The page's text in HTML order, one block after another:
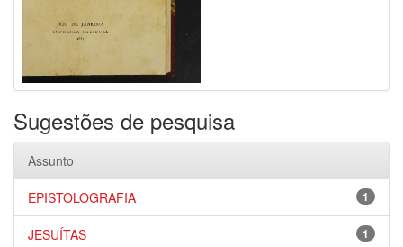
Sugestões de pesquisa
Assunto
1
EPISTOLOGRAFIA
1
JESUÍTAS